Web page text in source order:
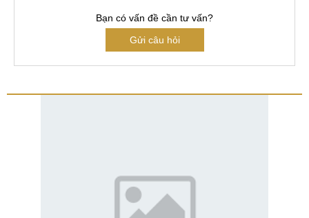
Bạn có vấn đề cần tư vấn?
Gửi câu hỏi